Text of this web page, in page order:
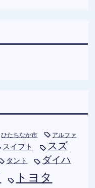
ひたちなか市
アルファ
スイフト
スズ
タント
ダイハ
トヨタ